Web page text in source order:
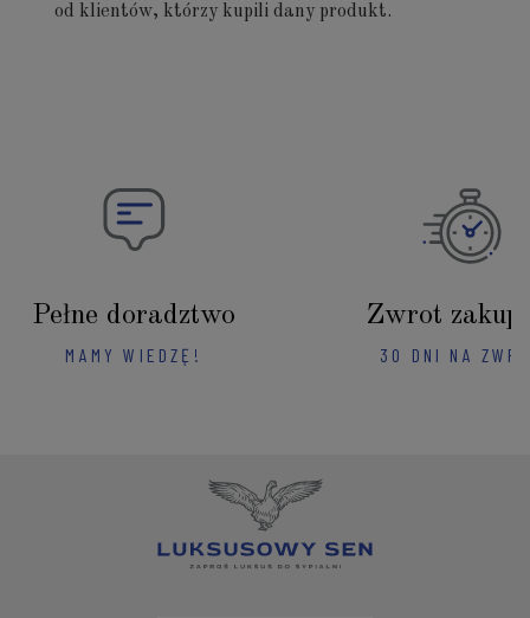
od klientów, którzy kupili dany produkt.
Pełne doradztwo
MAMY WIEDZĘ!
Zwrot
30 DNI NA